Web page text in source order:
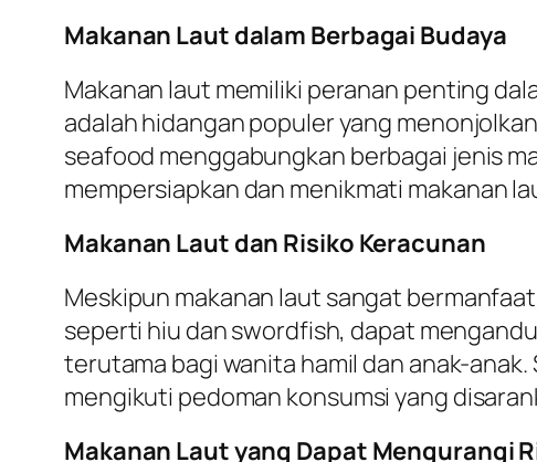
Makanan Laut dalam Berbagai Budaya
Makanan laut memiliki peranan penting
adalah hidangan populer yang
seafood menggabungkan berbagai jenis
mempersiapkan dan menikmati makanan
Makanan Laut dan Risiko Keracunan
Meskipun makanan laut sangat
seperti hiu dan swordfish, dapat
terutama bagi wanita hamil dan anak-
mengikuti pedoman konsumsi yang
Makanan Laut yang Dapat Mengurangi